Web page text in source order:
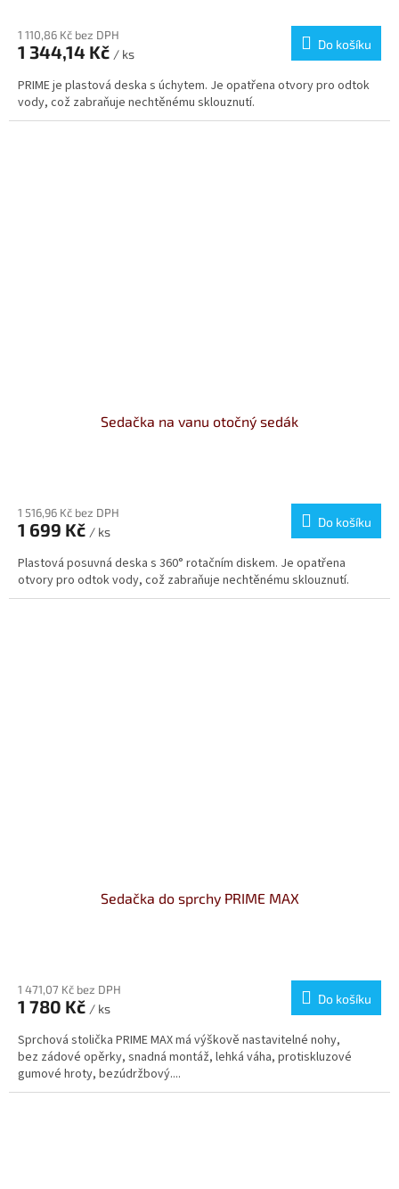
produktu
je
z
5
hvězdiček.
1 110,86 Kč bez DPH
1 344,14 Kč / ks
Do košíku
PRIME je plastová deska s úchytem. Je opatřena otvory pro odtok
vody, což zabraňuje nechtěnému sklouznutí.
Sedačka na vanu otočný sedák
produktu
je
z
5
hvězdiček.
1 516,96 Kč bez DPH
1 699 Kč / ks
Do košíku
Plastová posuvná deska s 360° rotačním diskem. Je opatřena
otvory pro odtok vody, což zabraňuje nechtěnému sklouznutí.
Sedačka do sprchy PRIME MAX
produktu
je
z
5
hvězdiček.
1 471,07 Kč bez DPH
1 780 Kč / ks
Do košíku
Sprchová stolička PRIME MAX má výškově nastavitelné nohy,
bez zádové opěrky, snadná montáž, lehká váha, protiskluzové
gumové hroty, bezúdržbový....